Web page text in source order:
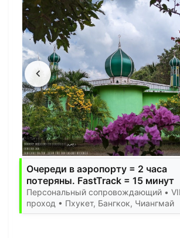
Очереди в аэропорту = 2 часа
потеряны. FastTrack = 15 минут
Персональный сопровождающий •
проход • Пхукет, Бангкок, Чиангмай